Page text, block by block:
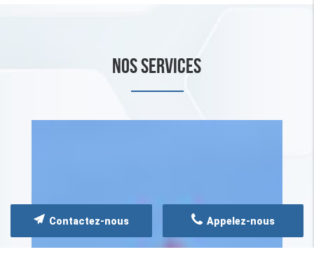
NOS SERVICES
Appelez-nous
Contactez-nous